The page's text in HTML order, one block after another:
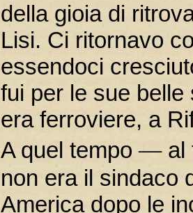
della gioia di
Lisi. Ci ritornavo
essendoci
fui per le sue
era ferroviere, a
A quel tempo— al
non era il sindaco
America dopo le